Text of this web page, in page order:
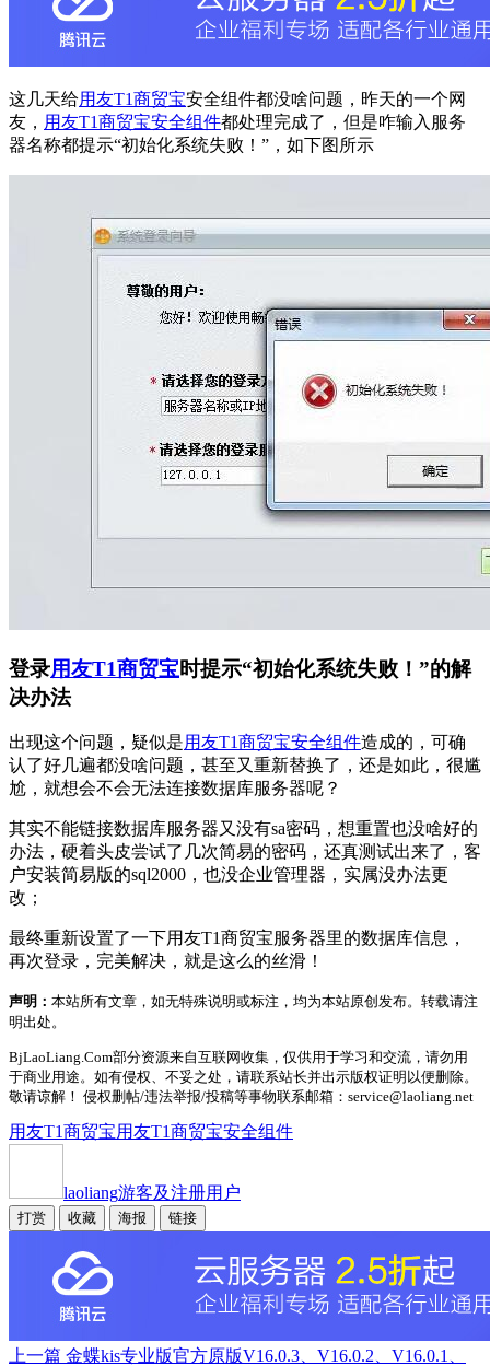
这几天给用友T1商贸宝安全组件都没啥问题，昨天的一个网
友， 用友T1商贸宝安全组件都处理完成了，但是咋输入服务
器名称都提示“初始化系统失败！”，如下图所示
登录用友T1商贸宝时提示“初始化系统失败！”的解
决办法
出现这个问题，疑似是用友T1商贸宝安全组件造成的，可确
认了好几遍都没啥问题，甚至又重新替换了，还是如此，很尴
尬，就想会不会无法连接数据库服务器呢？
其实不能链接数据库服务器又没有sa密码，想重置也没啥好的
办法，硬着头皮尝试了几次简易的密码，还真测试出来了，客
户安装简易版的sql2000，也没企业管理器，实属没办法更
改；
最终重新设置了一下用友T1商贸宝服务器里的数据库信息，
再次登录，完美解决，就是这么的丝滑！
声明： 本站所有文章，如无特殊说明或标注，均为本站原创发布。转载请注
明出处。
BjLaoLiang.Com部分资源来自互联网收集，仅供用于学习和交流，请勿用
于商业用途。如有侵权、不妥之处，请联系站长并出示版权证明以便删除。
敬请谅解！ 侵权删帖/违法举报/投稿等事物联系邮箱：service@laoliang.net
用友T1商贸宝用友T1商贸宝安全组件
laoliang游客及注册用户
打赏 收藏 海报 链接
上一篇 金蝶kis专业版官方原版V16.0.3、V16.0.2、V16.0.1、